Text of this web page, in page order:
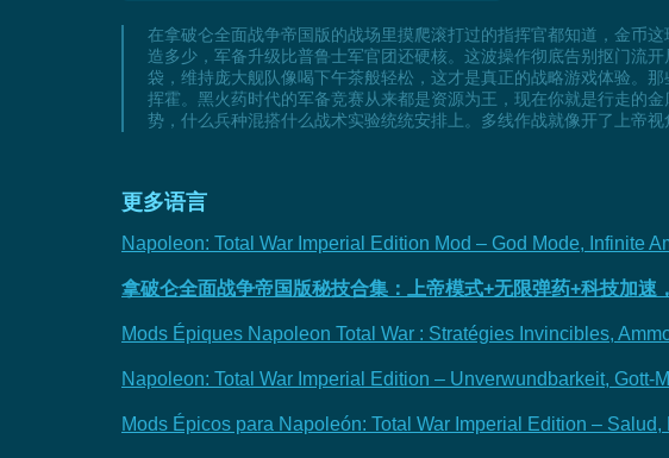
在拿破仑全面战争帝国版的战场里摸爬滚打过的指挥官都知道，金币
造多少，军备升级比普鲁士军官团还硬核。这波操作彻底告别抠门流
袋，维持庞大舰队像喝下午茶般轻松，这才是真正的战略游戏体验。
挥霍。黑火药时代的军备竞赛从来都是资源为王，现在你就是行走的
势，什么兵种混搭什么战术实验统统安排上。多线作战就像开了上帝
更多语言
Napoleon: Total War Imperial Edition Mod – God Mode, Infinite
拿破仑全面战争帝国版秘技合集：上帝模式+无限弹药+科技加速
Mods Épiques Napoleon Total War : Stratégies Invincibles,
Napoleon: Total War Imperial Edition – Unverwundbarkeit, Gott-
Mods Épicos para Napoleón: Total War Imperial Edition – Salud,